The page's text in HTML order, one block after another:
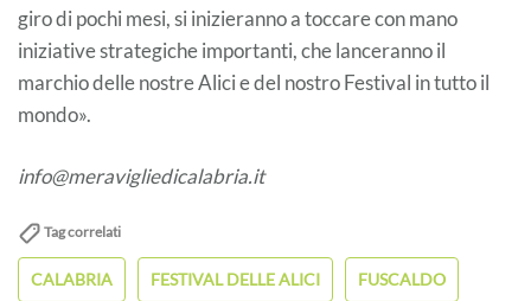
giro di pochi mesi, si inizieranno a toccare con mano
iniziative strategiche importanti, che lanceranno il
marchio delle nostre Alici e del nostro Festival in tutto il
mondo».
info@meravigliedicalabria.it
Tag correlati
CALABRIA FESTIVAL DELLE ALICI FUSCALDO